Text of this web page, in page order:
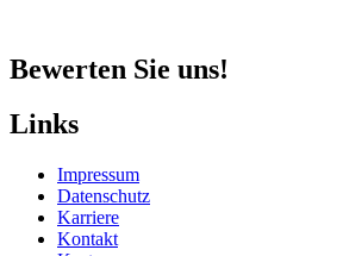
Bewerten Sie uns!
Links
Impressum
Datenschutz
Karriere
Kontakt